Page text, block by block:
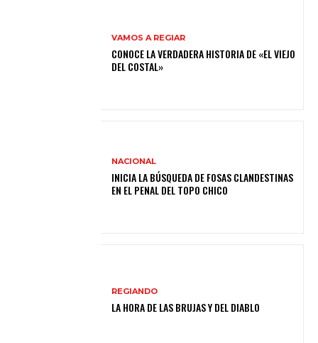
VAMOS A REGIAR
CONOCE LA VERDADERA HISTORIA DE «EL VIEJO
DEL COSTAL»
NACIONAL
INICIA LA BÚSQUEDA DE FOSAS CLANDESTINAS
EN EL PENAL DEL TOPO CHICO
REGIANDO
LA HORA DE LAS BRUJAS Y DEL DIABLO